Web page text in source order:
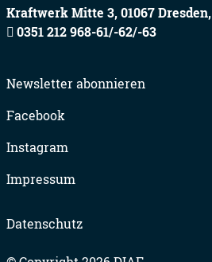
Kraftwerk Mitte 3,01067Dresden,
0351 212 968-61/-62/-63
Newsletter abonnieren
Facebook
Instagram
Impressum
Datenschutz